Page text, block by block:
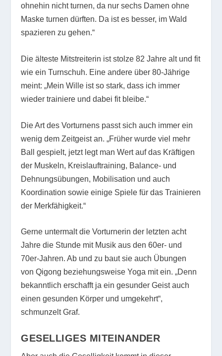
ohnehin nicht turnen, da nur sechs Damen ohne
Maske turnen dürften. Da ist es besser, im Wald
spazieren zu gehen.“
Die älteste Mitstreiterin ist stolze 82 Jahre alt und fit
wie ein Turnschuh. Eine andere über 80-Jährige
meint: „Mein Wille ist so stark, dass ich immer
wieder trainiere und dabei fit bleibe.“
Die Art des Vorturnens passt sich auch immer ein
wenig dem Zeitgeist an. „Früher wurde viel mehr
Ball gespielt, jetzt legt man Wert auf das Kräftigen
der Muskeln, Kreislauftraining, Balance- und
Dehnungsübungen, Mobilisation und auch
Koordination sowie einige Spiele für das Trainieren
der Merkfähigkeit.“
Gerne untermalt die Vorturnerin der letzten acht
Jahre die Stunde mit Musik aus den 60er- und
70er-Jahren. Ab und zu baut sie auch Übungen
von Qigong beziehungsweise Yoga mit ein. „Denn
bekanntlich erschafft ja ein gesunder Geist auch
einen gesunden Körper und umgekehrt“,
schmunzelt Graf.
GESELLIGES MITEINANDER